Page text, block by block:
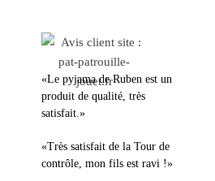
«Le pyjama de Ruben est un
produit de qualité, très
satisfait.»
«Très satisfait de la Tour de
contrôle, mon fils est ravi !»